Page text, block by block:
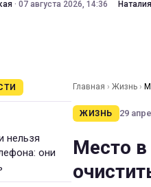
· 07 августа 2026, 14:36
нельзя
они
Главная › Жизнь ›
ЖИЗНЬ 29
Место в